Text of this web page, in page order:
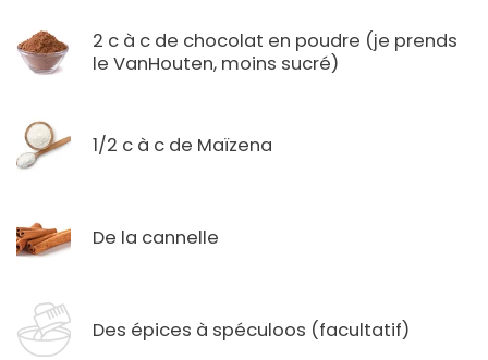
2 c à c de chocolat en poudre (je prends
le VanHouten, moins sucré)
1/2 c à c de Maïzena
De la cannelle
Des épices à spéculoos (facultatif)